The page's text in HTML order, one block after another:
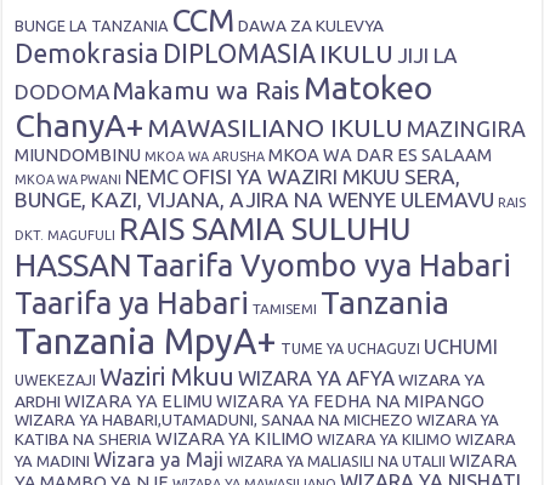
BUNGE LA TANZANIA CCM DAWA ZA KULEVYA
Demokrasia DIPLOMASIA IKULU JIJI LA
DODOMA Makamu wa Rais Matokeo
ChanyA+ MAWASILIANO IKULU MAZINGIRA
MIUNDOMBINU MKOA WA ARUSHA MKOA WA DAR ES SALAAM
MKOA WA PWANI NEMC OFISI YA WAZIRI MKUU SERA,
BUNGE, KAZI, VIJANA, AJIRA NA WENYE ULEMAVU RAIS
DKT. MAGUFULI RAIS SAMIA SULUHU
HASSAN Taarifa Vyombo vya Habari
Taarifa ya Habari TAMISEMI Tanzania
Tanzania MpyA+ TUME YA UCHAGUZI UCHUMI
UWEKEZAJI Waziri Mkuu WIZARA YA AFYA WIZARA YA
ARDHI WIZARA YA ELIMU WIZARA YA FEDHA NA MIPANGO
WIZARA YA HABARI,UTAMADUNI, SANAA NA MICHEZO WIZARA YA
KATIBA NA SHERIA WIZARA YA KILIMO WIZARA YA KILIMO WIZARA
YA MADINI Wizara ya Maji WIZARA YA MALIASILI NA UTALII WIZARA